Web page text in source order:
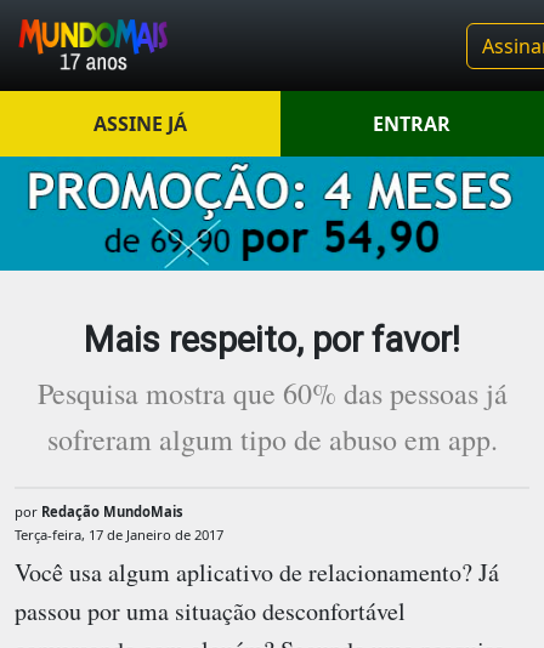
ASSINE JÁ ENTRAR
Mais respeito, por favor!
Pesquisa mostra que 60% das pessoas já
sofreram algum tipo de abuso em app.
por Redação MundoMais
Terça-feira, 17 de Janeiro de 2017
Você usa algum aplicativo de relacionamento? Já
passou por uma situação desconfortável